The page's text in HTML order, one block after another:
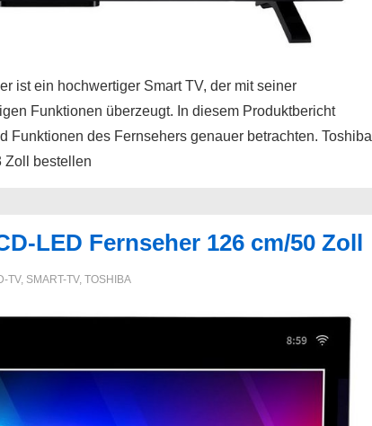
ist ein hochwertiger Smart TV, der mit seiner
Funktionen überzeugt. In diesem Produktbericht
Funktionen des Fernsehers genauer betrachten. Toshiba
Zoll bestellen
LED Fernseher 126 cm/50 Zoll
TV, SMART-TV, TOSHIBA